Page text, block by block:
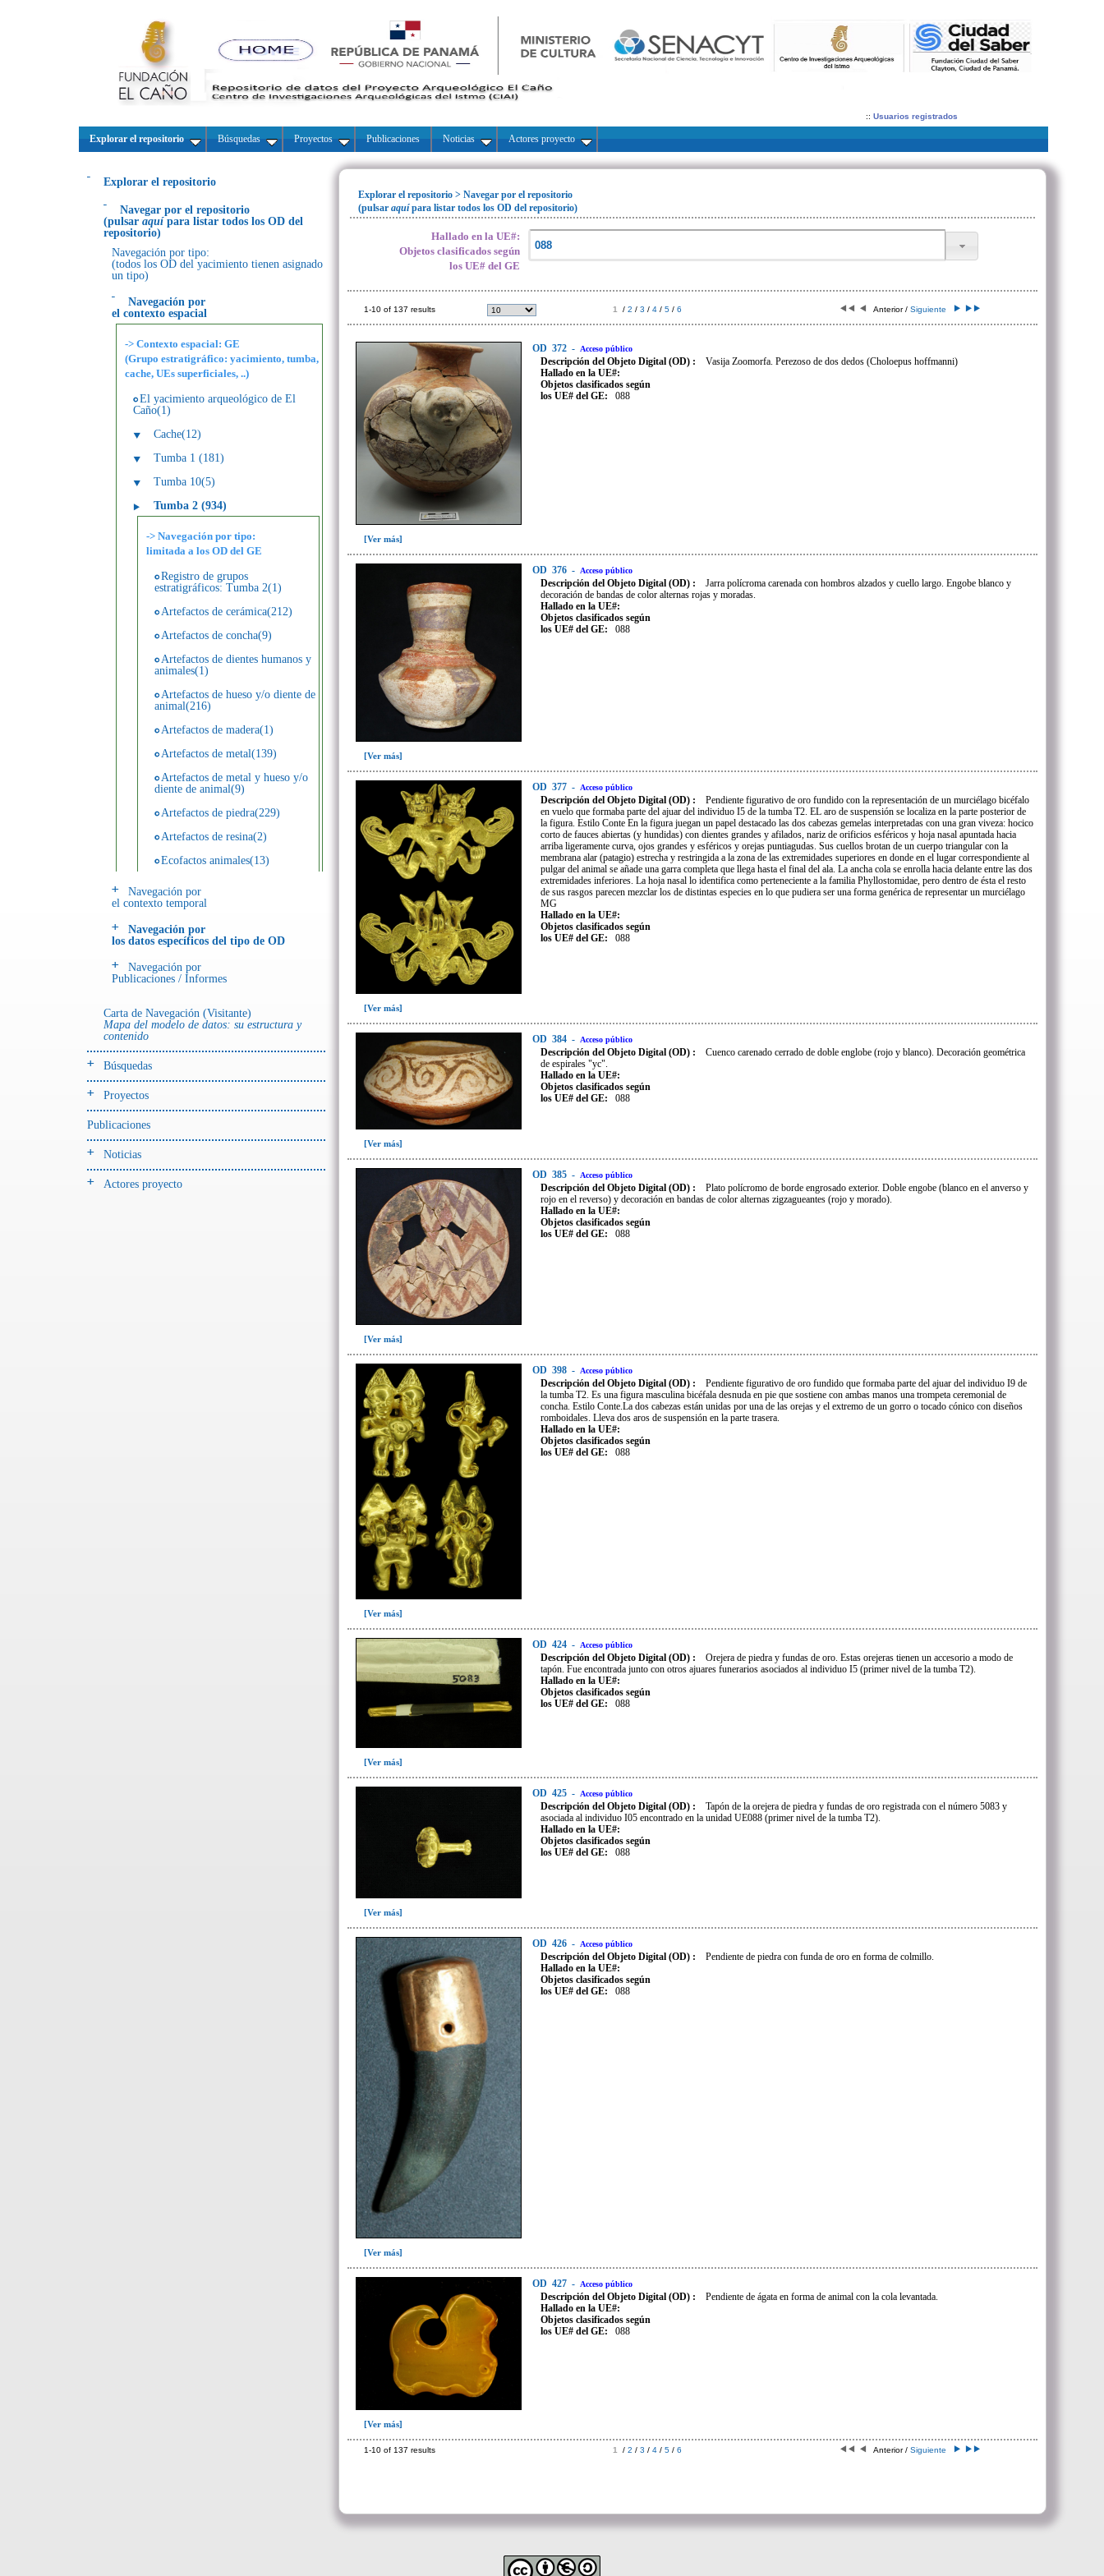
:: Usuarios registrados
Explorar el repositorio Búsquedas Proyectos Publicaciones Noticias Actores proyecto
Explorar el repositorio
Navegar por el repositorio
(pulsar aquí para listar todos los OD del
repositorio)
Navegación por tipo:
(todos los OD del yacimiento tienen asignado
un tipo)
Navegación por
el contexto espacial
-> Contexto espacial: GE
(Grupo estratigráfico: yacimiento, tumba,
cache, UEs superficiales, ..)
El yacimiento arqueológico de El
Caño(1)
Cache(12)
Tumba 1 (181)
Tumba 10(5)
Tumba 2 (934)
-> Navegación por tipo:
limitada a los OD del GE
Registro de grupos
estratigráficos: Tumba 2(1)
Artefactos de cerámica(212)
Artefactos de concha(9)
Artefactos de dientes humanos y
animales(1)
Artefactos de hueso y/o diente de
animal(216)
Artefactos de madera(1)
Artefactos de metal(139)
Artefactos de metal y hueso y/o
diente de animal(9)
Artefactos de piedra(229)
Artefactos de resina(2)
Ecofactos animales(13)
Ecofactos de concha(2)
Ecofactos de piedra(3)
Registro de restos óseos humanos
(individuos)(28)
Registro de unidades
estratigráficas(64)
ofrenda huesos humanos(3)
- UE# y tipo de UE
donde se halló el objeto
-> Hallado en UE del tipo:
los tipos de UE del GE
Depósito (28)
Navegación por
el contexto temporal
Navegación por
los datos específicos del tipo de OD
Navegación por
Publicaciones / Informes
Carta de Navegación (Visitante)
Mapa del modelo de datos: su estructura y
contenido
Búsquedas
Proyectos
Publicaciones
Noticias
Actores proyecto
Explorar el repositorio > Navegar por el repositorio
(pulsar aquípara listar todos los OD del repositorio)
Hallado en la UE#:
Objetos clasificados según
los UE# del GE
1-10 of 137 results 1 / 2 / 3 / 4 / 5 / 6 Anterior / Siguiente
OD 372 - Acceso público
Descripción del Objeto Digital (OD) :
Vasija Zoomorfa. Perezoso de dos dedos (Choloepus hoffmanni)
Hallado en la UE#:
Objetos clasificados según
los UE# del GE:
088
[Ver más]
OD 376 - Acceso público
Descripción del Objeto Digital (OD) :
Jarra polícroma carenada con hombros alzados y cuello largo. Engobe blanco y
decoración de bandas de color alternas rojas y moradas.
Hallado en la UE#:
Objetos clasificados según
los UE# del GE:
088
[Ver más]
OD 377 - Acceso público
Descripción del Objeto Digital (OD) :
Pendiente figurativo de oro fundido con la representación de un murciélago bicéfalo
en vuelo que formaba parte del ajuar del individuo I5 de la tumba T2. EL aro de suspensión se localiza en la parte posterior de
la figura. Estilo Conte En la figura juegan un papel destacado las dos cabezas gemelas interpretadas con una gran viveza: hocico
corto de fauces abiertas (y hundidas) con dientes grandes y afilados, nariz de orificios esféricos y hoja nasal apuntada hacia
arriba ligeramente curva, ojos grandes y esféricos y orejas puntiagudas. Sus cuellos brotan de un cuerpo triangular con la
membrana alar (patagio) estrecha y restringida a la zona de las extremidades superiores en donde en el lugar correspondiente al
pulgar del animal se añade una garra completa que llega hasta el final del ala. La ancha cola se enrolla hacia delante entre las dos
extremidades inferiores. La hoja nasal lo identifica como perteneciente a la familia Phyllostomidae, pero dentro de ésta el resto
de sus rasgos parecen mezclar los de distintas especies en lo que pudiera ser una forma genérica de representar un murciélago
MG
Hallado en la UE#:
Objetos clasificados según
los UE# del GE:
088
[Ver más]
OD 384 - Acceso público
Descripción del Objeto Digital (OD) :
Cuenco carenado cerrado de doble englobe (rojo y blanco). Decoración geométrica
de espirales "yc".
Hallado en la UE#:
Objetos clasificados según
los UE# del GE:
088
[Ver más]
OD 385 - Acceso público
Descripción del Objeto Digital (OD) :
Plato polícromo de borde engrosado exterior. Doble engobe (blanco en el anverso y
rojo en el reverso) y decoración en bandas de color alternas zigzagueantes (rojo y morado).
Hallado en la UE#:
Objetos clasificados según
los UE# del GE:
088
[Ver más]
OD 398 - Acceso público
Descripción del Objeto Digital (OD) :
Pendiente figurativo de oro fundido que formaba parte del ajuar del individuo I9 de
la tumba T2. Es una figura masculina bicéfala desnuda en pie que sostiene con ambas manos una trompeta ceremonial de
concha. Estilo Conte.La dos cabezas están unidas por una de las orejas y el extremo de un gorro o tocado cónico con diseños
romboidales. Lleva dos aros de suspensión en la parte trasera.
Hallado en la UE#:
Objetos clasificados según
los UE# del GE:
088
[Ver más]
OD 424 - Acceso público
Descripción del Objeto Digital (OD) :
Orejera de piedra y fundas de oro. Estas orejeras tienen un accesorio a modo de
tapón. Fue encontrada junto con otros ajuares funerarios asociados al individuo I5 (primer nivel de la tumba T2).
Hallado en la UE#:
Objetos clasificados según
los UE# del GE:
088
[Ver más]
OD 425 - Acceso público
Descripción del Objeto Digital (OD) :
Tapón de la orejera de piedra y fundas de oro registrada con el número 5083 y
asociada al individuo I05 encontrado en la unidad UE088 (primer nivel de la tumba T2).
Hallado en la UE#:
Objetos clasificados según
los UE# del GE:
088
[Ver más]
OD 426 - Acceso público
Descripción del Objeto Digital (OD) :
Pendiente de piedra con funda de oro en forma de colmillo.
Hallado en la UE#:
Objetos clasificados según
los UE# del GE:
088
[Ver más]
OD 427 - Acceso público
Descripción del Objeto Digital (OD) :
Pendiente de ágata en forma de animal con la cola levantada.
Hallado en la UE#:
Objetos clasificados según
los UE# del GE:
088
[Ver más]
1-10 of 137 results 1 / 2 / 3 / 4 / 5 / 6 Anterior / Siguiente